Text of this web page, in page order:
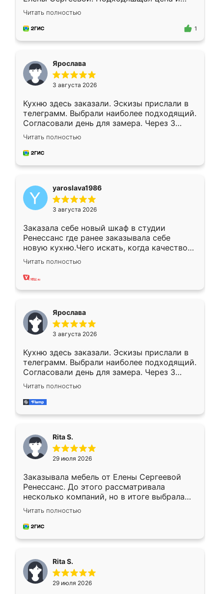
короткие сроки изготовления. Приехавший
для замера сотрудник Владислав
предложил по моему эскизу самый
Читать полностью
1
Ярослава
3 августа 2026
Кухню здесь заказали. Эскизы прислали в
телеграмм. Выбрали наиболее подходящий.
Согласовали день для замера. Через 3
недели кухня была уже готова. Остались
довольны работой. Спасибо Ренессанс
мебель за качественную работу!
Читать полностью
yaroslava1986
3 августа 2026
Заказала себе новый шкаф в студии
Ренессанс где ранее заказывала себе
новую кухню.Чего искать, когда качеством
вполне довольна. Служит кухня уже почти
два года, нареканий нет.
Читать полностью
Ярослава
3 августа 2026
Кухню здесь заказали. Эскизы прислали в
телеграмм. Выбрали наиболее подходящий.
Согласовали день для замера. Через 3
недели кухня была уже готова. Остались
довольны работой. Спасибо Ренессанс
мебель за качественную работу!
Читать полностью
Rita S.
29 июля 2026
Заказывала мебель от Елены Сергеевой
Ренессанс. До этого рассматривала
несколько компаний, но в итоге выбрала
эту. Сначала обговорили условия, потом
приехал замерщик, всё спокойно объяснил
и снял размеры. Изготовили в срок, с
каких-либо доработок. Качеством осталась
довольна, все выглядит так, как и ожидала.
Читать полностью
Rita S.
29 июля 2026